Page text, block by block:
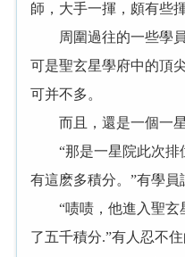
師，大手一揮，頗有些
周圍過往的一些學員
可是聖玄星學府中的頂
可并不多。
而且，還是一個一星
“那是一星院此次排
有這麽多積分。”有學員
“啧啧，他進入聖玄
了五千積分.”有人忍不住